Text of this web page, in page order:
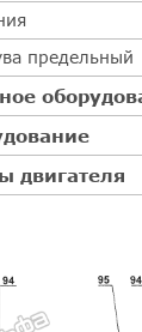
предельный
двигателя